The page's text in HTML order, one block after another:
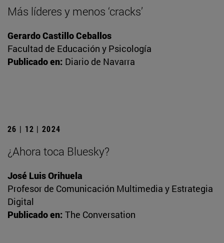
Más líderes y menos ‘cracks’
Gerardo Castillo Ceballos
Facultad de Educación y Psicología
Publicado en: Diario de Navarra
26 | 12 | 2024
¿Ahora toca Bluesky?
José Luis Orihuela
Profesor de Comunicación Multimedia y Estrategia
Digital
Publicado en: The Conversation